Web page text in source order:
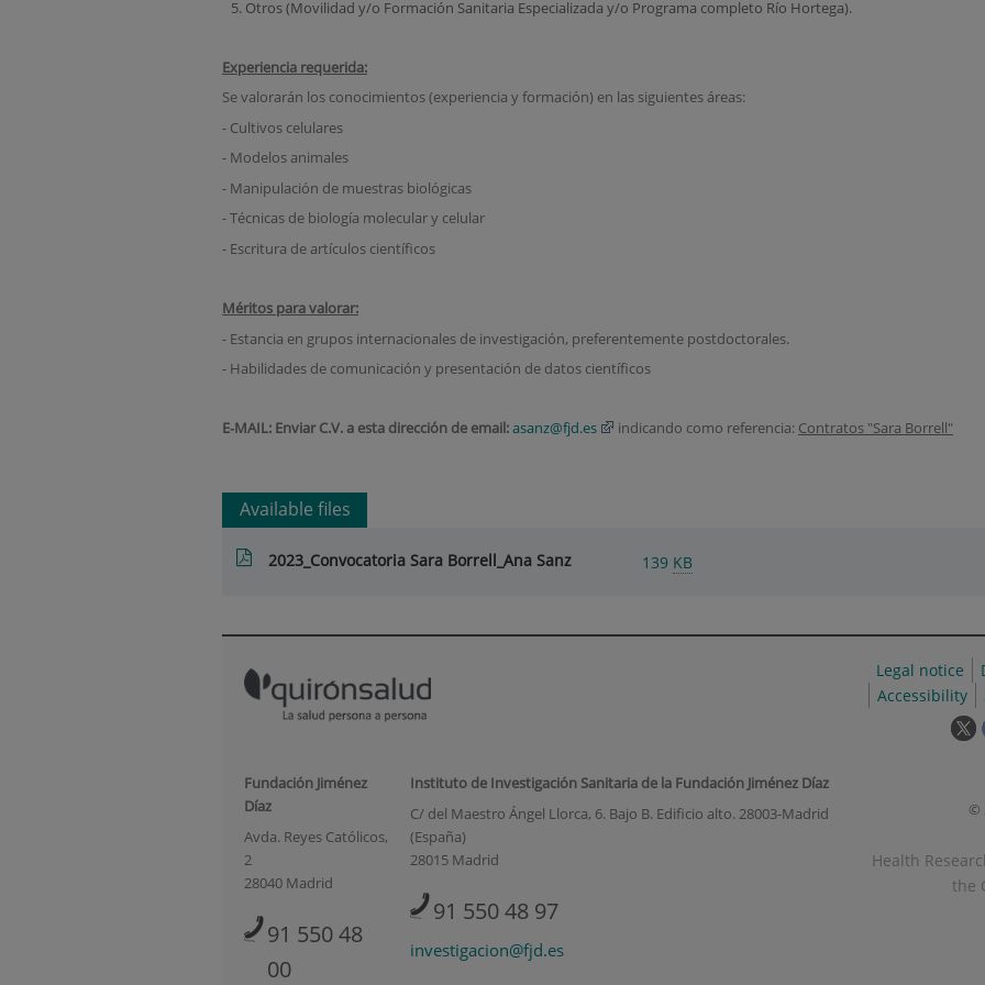
Otros (Movilidad y/o Formación Sanitaria Especializada y/o Programa completo Río Hortega).
Experiencia requerida:
Se valorarán los conocimientos (experiencia y formación) en las siguientes áreas:
- Cultivos celulares
- Modelos animales
- Manipulación de muestras biológicas
- Técnicas de biología molecular y celular
- Escritura de artículos científicos
Méritos para valorar:
- Estancia en grupos internacionales de investigación, preferentemente postdoctorales.
- Habilidades de comunicación y presentación de datos científicos
E‐MAIL: Enviar C.V. a esta dirección de email:asanz@fjd.es indicando como referencia: Contratos "Sara Borrell"
Available files
2023_Convocatoria Sara Borrell_Ana Sanz 139 KB
Fundación Jiménez
Díaz
Avda. Reyes Católicos,
2
28040 Madrid
91 550 48
00
Instituto de Investigación Sanitaria de la Fundación Jiménez Díaz
C/ del Maestro Ángel Llorca, 6. Bajo B. Edificio alto. 28003-Madrid
(España)
28015 Madrid
91 550 48 97
investigacion@fjd.es
Legal notice
Accessibility
©
Health
the